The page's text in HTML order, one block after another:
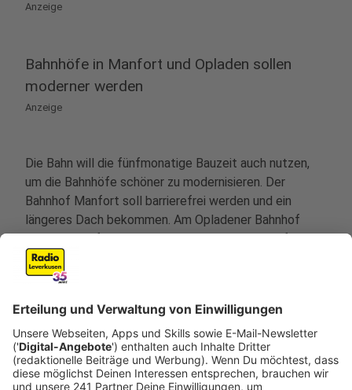
Anzeige
Bahnhöfe in Manfort und Opladen sollen
moderner werden
Anzeige
Die Bahn will die fünfmonatige Bauzeit auch nutzen,
um die Bahnhöfe schöner zu modernisieren. Der
Bahnhof Manfort soll barrierefrei werden und ein
längeres Dach bekommen. Am Opladener Bahnhof
sollen die Aufzüge ausgetauscht und die Unterführung
schöner gemacht werden. Beide Stationen sollen
außerdem neue Anzeigetafeln und LED-Beleuchtung
neue Schallschutzwände aufbauen. Bis Herbst soll hier
alles fertig sein.
Anzeige